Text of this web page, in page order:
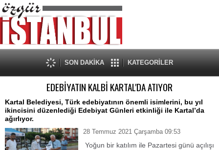
SON DAKİKA KATEGORİLER
EDEBİYATIN KALBİ KARTAL'DA ATIYOR
Kartal Belediyesi, Türk edebiyatının önemli isimlerini, bu yıl
ikincisini düzenlediği Edebiyat Günleri etkinliği ile Kartal’da
ağırlıyor.
28 Temmuz 2021 Çarşamba 09:53
Yoğun bir katılım ile Pazartesi günü açılışı